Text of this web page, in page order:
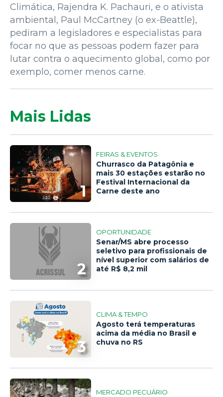
Climática, Rajendra K. Pachauri, e o ativista
ambiental, Paul McCartney (o ex-Beattle),
pediram a legisladores e especialistas para
focar no que as pessoas podem fazer para
lutar contra o aquecimento global, como por
exemplo, comer menos carne.
Mais Lidas
1
FEIRAS & EVENTOS
Churrasco da Patagônia e
mais 30 estações estarão no
Festival Internacional da
Carne deste ano
2
OPORTUNIDADE
Senar/MS abre processo
seletivo para profissionais de
nível superior com salários de
até R$ 8,2 mil
3
CLIMA & TEMPO
Agosto terá temperaturas
acima da média no Brasil e
chuva no RS
MERCADO PECUÁRIO